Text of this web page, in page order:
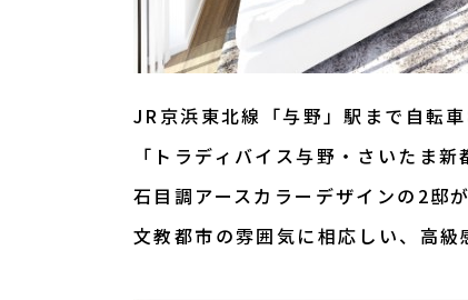
JR京浜東北線「与野」駅まで自転
「トラディバイス与野・さいたま
石目調アースカラーデザインの2邸
文教都市の雰囲気に相応しい、高級